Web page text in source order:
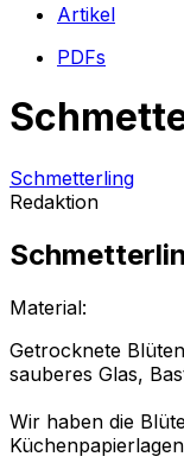
Artikel
PDFs
Schmetterling
Redaktion
Material:
Getrocknete
sauberes Glas,
Wir haben die